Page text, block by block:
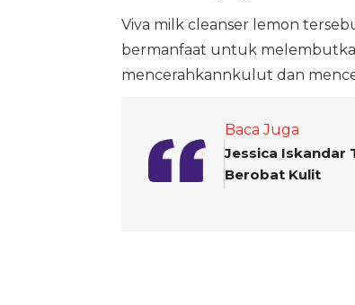
Viva milk cleanser lemon
bermanfaat untuk
mencerahkannkulut dan
Baca Juga
Jessica Iskandar
Berobat Kulit